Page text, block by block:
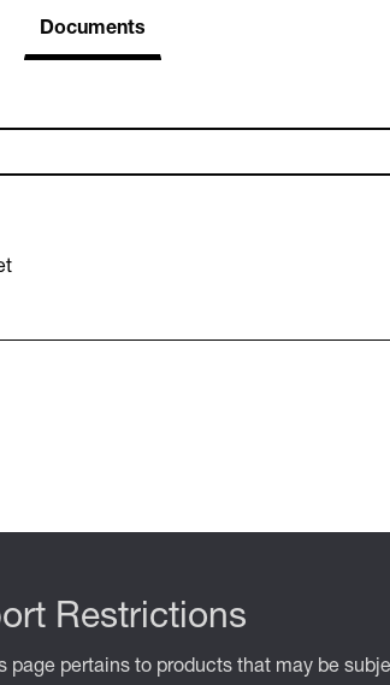
Documents
Restrictions
page pertains to products that may be